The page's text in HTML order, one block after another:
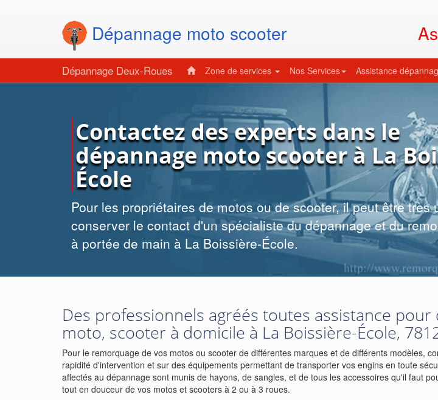
Dépannage moto scooter
Dépannage Deux-Roues Zone de services Nos Services Assistance
Contactez des experts dans le
dépannage moto scooter à La
École
Pour les propriétaires de motos ou de scooter, il peut être très
conserver le contact d'un spécialiste du dépannage et du
à portée de main à La Boissière-École.
Des professionnels agréés toutes assistance pour
moto, scooter à domicile à La Boissière-École,
Pour le remorquage de vos motos ou scooter de différentes marques et de différents modèles,
rapidité d'intervention et sur des équipements permettant de transporter vos engins en toute
affectés au dépannage sont munis de hayons, de sangles, et de tous les accessoires qu'il faut
tout en douceur de vos motos et scooters à 2 ou à 3 roues.